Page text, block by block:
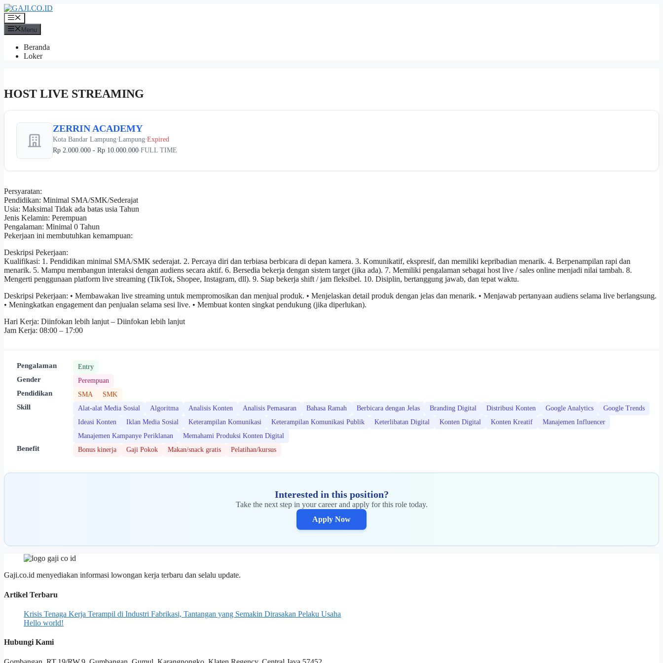
Langsung
ke
isi
Menu
Menu
Beranda
Loker
HOST LIVE STREAMING
ZERRIN ACADEMY
Kota Bandar Lampung•Lampung•Expired
Rp 2.000.000 - Rp 10.000.000•FULL TIME
Persyaratan:
Pendidikan: Minimal SMA/SMK/Sederajat
Usia: Maksimal Tidak ada batas usia Tahun
Jenis Kelamin: Perempuan
Pengalaman: Minimal 0 Tahun
Pekerjaan ini membutuhkan kemampuan:
Deskripsi Pekerjaan:
Kualifikasi: 1. Pendidikan minimal SMA/SMK sederajat. 2. Percaya diri dan terbiasa berbicara di depan kamera. 3. Komunikatif, ekspresif, dan memiliki kepribadian menarik. 4. Berpenampilan rapi dan
menarik. 5. Mampu membangun interaksi dengan audiens secara aktif. 6. Bersedia bekerja dengan sistem target (jika ada). 7. Memiliki pengalaman sebagai host live / sales online menjadi nilai tambah. 8.
Mengerti penggunaan platform live streaming (TikTok, Shopee, Instagram, dll). 9. Siap bekerja shift / jam fleksibel. 10. Disiplin, bertanggung jawab, dan tepat waktu.
Deskripsi Pekerjaan: • Membawakan live streaming untuk mempromosikan dan menjual produk. • Menjelaskan detail produk dengan jelas dan menarik. • Menjawab pertanyaan audiens selama live berlangsung.
• Meningkatkan engagement dan penjualan selama sesi live. • Membuat konten singkat pendukung (jika diperlukan).
Hari Kerja: Diinfokan lebih lanjut – Diinfokan lebih lanjut
Jam Kerja: 08:00 – 17:00
Pengalaman Entry
Gender Perempuan
Pendidikan SMA SMK
Skill Alat-alat Media Sosial Algoritma Analisis Konten Analisis Pemasaran Bahasa Ramah Berbicara dengan Jelas Branding Digital Distribusi Konten Google Analytics
Google Trends
Ideasi Konten
Iklan Media Sosial Keterampilan Komunikasi Keterampilan Komunikasi Publik Keterlibatan Digital Konten Digital Konten Kreatif
Manajemen Influencer
Manajemen Kampanye Periklanan
Memahami Produksi Konten Digital
Benefit Bonus kinerja Gaji Pokok Makan/snack gratis Pelatihan/kursus
Interested in this position?
Take the next step in your career and apply for this role today.
Apply Now
Gaji.co.id menyediakan informasi lowongan kerja terbaru dan selalu update.
Artikel Terbaru
Krisis Tenaga Kerja Terampil di Industri Fabrikasi, Tantangan yang Semakin Dirasakan Pelaku Usaha
Hello world!
Hubungi Kami